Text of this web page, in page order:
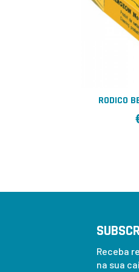
RODICO
Receba
na sua